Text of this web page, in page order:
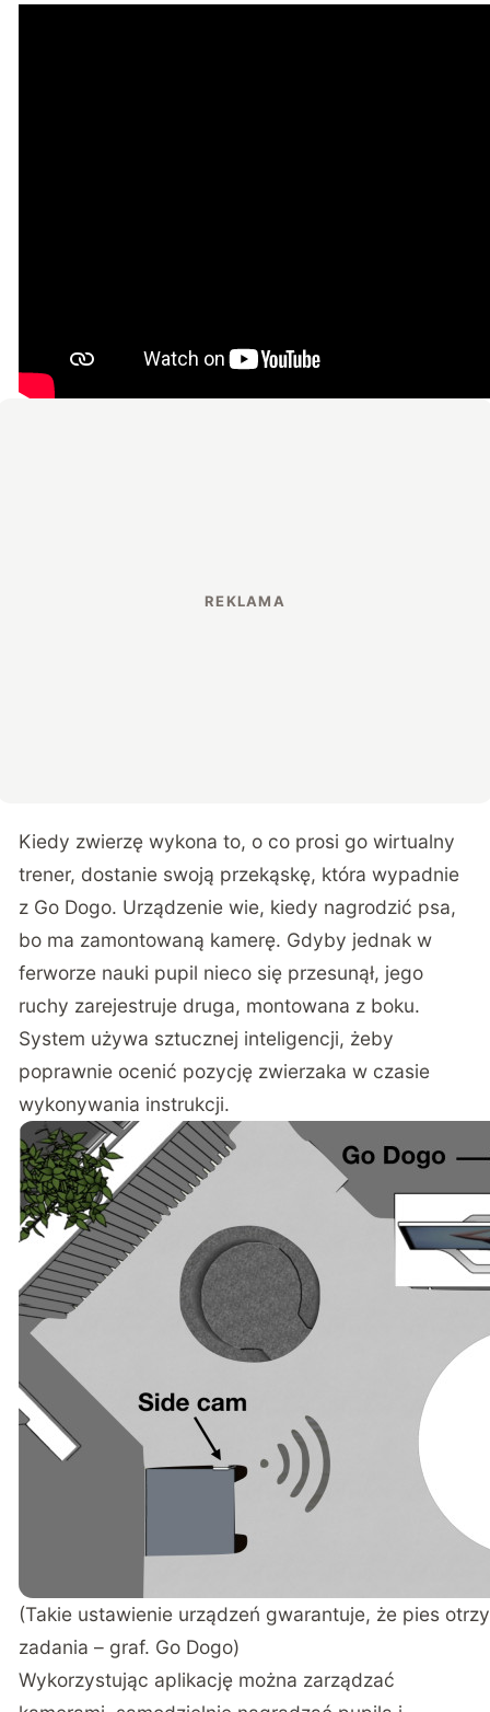
Kiedy zwierzę wykona to, o co prosi go wirtualny
trener, dostanie swoją przekąskę, która wypadnie
z Go Dogo. Urządzenie wie, kiedy nagrodzić psa,
bo ma zamontowaną kamerę. Gdyby jednak w
ferworze nauki pupil nieco się przesunął, jego
ruchy zarejestruje druga, montowana z boku.
System używa sztucznej inteligencji, żeby
poprawnie ocenić pozycję zwierzaka w czasie
wykonywania instrukcji.
(Takie ustawienie urządzeń gwarantuje, że pies
zadania – graf. Go Dogo)
Wykorzystując aplikację można zarządzać